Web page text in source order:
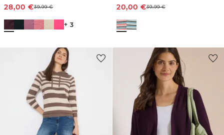
28,00 €39,99€
+ 3
20,00 €39,99€